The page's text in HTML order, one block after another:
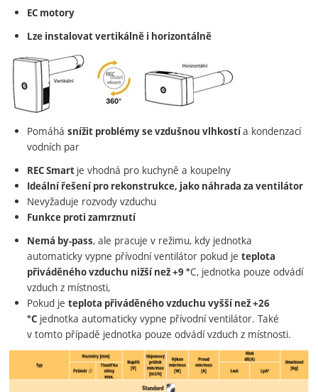
EC motory
Lze instalovat vertikálně i horizontálně
Pomáhásnížit problémy se vzdušnou vlhkostía kondenzací
vodních par
REC Smart je vhodná pro kuchyně a koupelny
Ideální řešení pro rekonstrukce, jako náhrada za ventilátor
Nevyžaduje rozvody vzduchu
Funkce proti zamrznutí
Nemá by-pass, ale pracuje v režimu, kdy jednotka
automaticky vypne přívodní ventilátor pokud jeteplota
přiváděného vzduchu nižší než +9 °C, jednotka pouze odvádí
vzduch z místnosti,
Pokud jeteplota přiváděného vzduchu vyšší než +26
°C jednotka automaticky vypne přívodní ventilátor. Také
v tomto případě jednotka pouze odvádí vzduch z místnosti.